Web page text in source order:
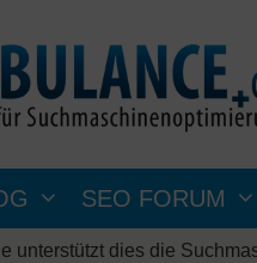
SEO FORUM
unterstützt dies die